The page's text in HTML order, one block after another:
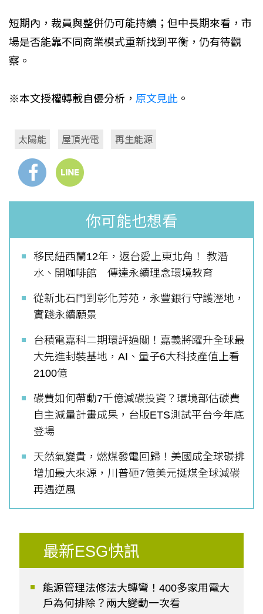
短期內，裁員與整併仍可能持續；但中長期來看，市
場是否能靠不同商業模式重新找到平衡，仍有待觀
察。
※本文授權轉載自優分析， 原文見此 。
太陽能 屋頂光電 再生能源
你可能也想看
移民紐西蘭12年，返台愛上東北角！ 教潛
水、開咖啡館 傳達永續理念環境教育
從新北石門到彰化芳苑，永豐銀行守護溼地，
實踐永續願景
台積電嘉科二期環評過關！嘉義將躍升全球最
大先進封裝基地，AI、量子6大科技產值上看
2100億
碳費如何帶動7千億減碳投資？環境部估碳費
自主減量計畫成果，台版ETS測試平台今年底
登場
天然氣變貴，燃煤發電回歸！美國成全球碳排
增加最大來源，川普砸7億美元挺煤全球減碳
再遇逆風
最新ESG快訊
能源管理法修法大轉彎！400多家用電大
戶為何排除？兩大變動一次看